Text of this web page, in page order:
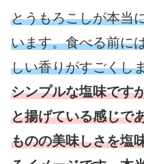
とうもろこしが本当
います。食べる前に
しい香りがすごくし
シンプルな塩味です
と揚げている感じで
ものの美味しさを塩